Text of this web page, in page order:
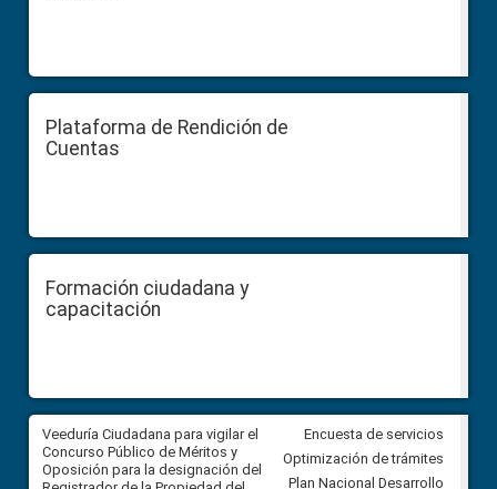
Plataforma de Rendición de
Cuentas
Formación ciudadana y
capacitación
Veeduría Ciudadana para vigilar el
Concurso Público de Méritos y
Oposición para la designación del
Veeduría Ciudadana para
construcción del asfaltado de
Encuesta de servicios
Optimización de trámites
Plan Nacional Desarrollo